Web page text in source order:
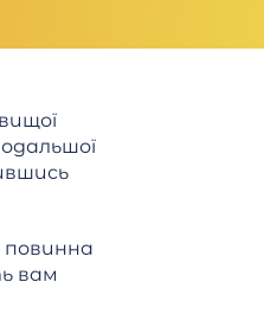
повинна
вам